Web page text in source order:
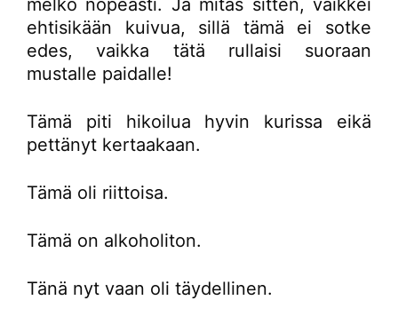
melko nopeasti. Ja mitäs sitten, vaikkei
ehtisikään kuivua, sillä tämä ei sotke
edes, vaikka tätä rullaisi suoraan
mustalle paidalle!
Tämä piti hikoilua hyvin kurissa eikä
pettänyt kertaakaan.
Tämä oli riittoisa.
Tämä on alkoholiton.
Tänä nyt vaan oli täydellinen.